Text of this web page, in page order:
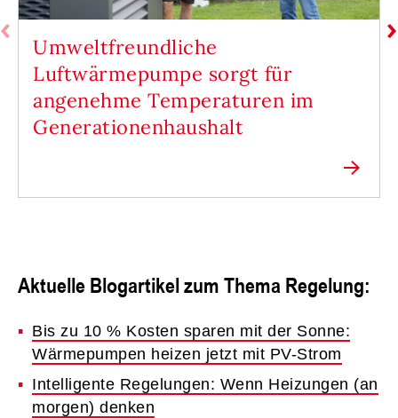
Umweltfreundliche
Luftwärmepumpe sorgt für
angenehme Temperaturen im
Generationenhaushalt
Aktuelle Blogartikel zum Thema Regelung:
Bis zu 10 % Kosten sparen mit der Sonne:
Wärmepumpen heizen jetzt mit PV-Strom
Intelligente Regelungen: Wenn Heizungen (an
morgen) denken